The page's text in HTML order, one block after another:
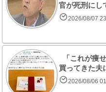
官が死刑にし
2026/08/07
「これが痩
買ってきた
2026/08/06